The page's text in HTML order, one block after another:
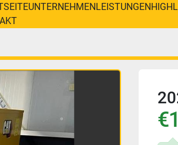
UNTERNEHMEN LEISTUNGEN